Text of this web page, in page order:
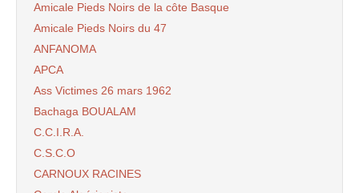
Amicale Pieds Noirs de la côte Basque
Amicale Pieds Noirs du 47
ANFANOMA
APCA
Ass Victimes 26 mars 1962
Bachaga BOUALAM
C.C.I.R.A.
C.S.C.O
CARNOUX RACINES